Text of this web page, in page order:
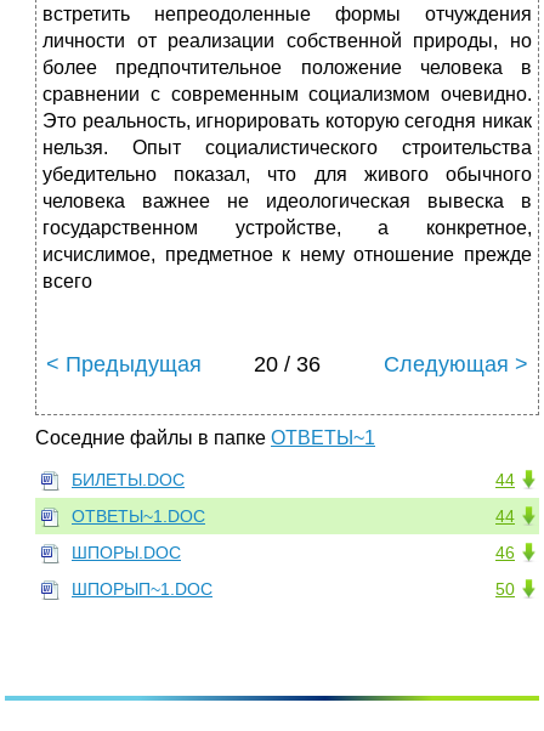
встретить непреодоленные формы отчуждения
личности от реализации собственной природы, но
более предпочтительное положение человека в
сравнении с современным социализмом очевидно.
Это реальность, игнорировать которую сегодня никак
нельзя. Опыт социалистического строительства
убедительно показал, что для живого обычного
человека важнее не идеологическая вывеска в
государственном устройстве, а конкретное,
исчислимое, предметное к нему отношение прежде
всего
< Предыдущая 20 / 36 Следующая >
Соседние файлы в папке ОТВЕТЫ~1
44
БИЛЕТЫ.DOC
44
ОТВЕТЫ~1.DOC
46
ШПОРЫ.DOC
50
ШПОРЫП~1.DOC